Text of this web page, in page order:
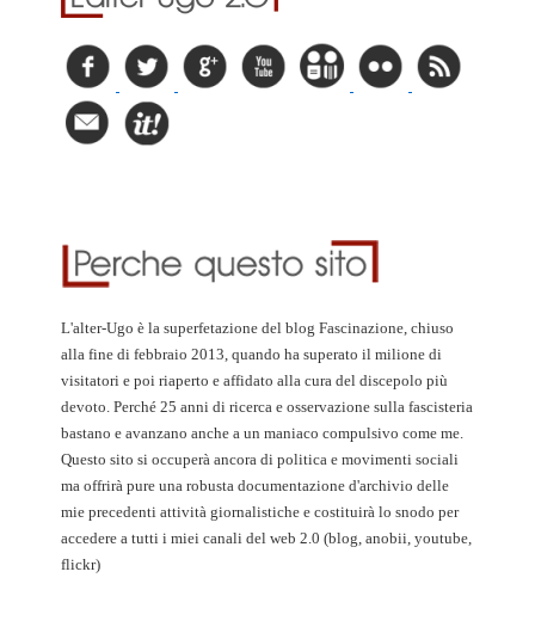
L'alter-Ugo è la superfetazione del blog Fascinazione, chiuso
alla fine di febbraio 2013, quando ha superato il milione di
visitatori e poi riaperto e affidato alla cura del discepolo più
devoto. Perché 25 anni di ricerca e osservazione sulla fascisteria
bastano e avanzano anche a un maniaco compulsivo come me.
Questo sito si occuperà ancora di politica e movimenti sociali
ma offrirà pure una robusta documentazione d'archivio delle
mie precedenti attività giornalistiche e costituirà lo snodo per
accedere a tutti i miei canali del web 2.0 (blog, anobii, youtube,
flickr)